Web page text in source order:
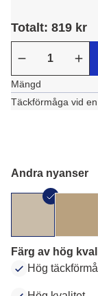
Totalt: 819 kr
Mängd
Täckförmåga vid
Andra nyanser
Färg av hög
Hög